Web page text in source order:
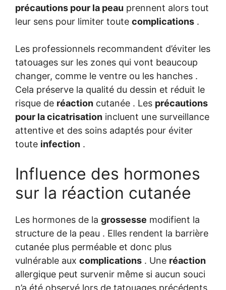
précautions pour la peau prennent alors tout
leur sens pour limiter toute complications .
Les professionnels recommandent d’éviter les
tatouages sur les zones qui vont beaucoup
changer, comme le ventre ou les hanches .
Cela préserve la qualité du dessin et réduit le
risque de réaction cutanée . Les précautions
pour la cicatrisation incluent une surveillance
attentive et des soins adaptés pour éviter
toute infection .
Influence des hormones
sur la réaction cutanée
Les hormones de la grossesse modifient la
structure de la peau . Elles rendent la barrière
cutanée plus perméable et donc plus
vulnérable aux complications . Une réaction
allergique peut survenir même si aucun souci
n’a été observé lors de tatouages précédents